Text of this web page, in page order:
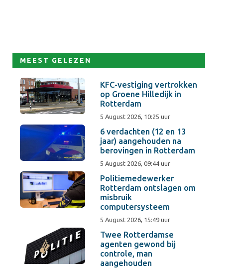
MEEST GELEZEN
KFC-vestiging vertrokken
op Groene Hilledijk in
Rotterdam
5 August 2026, 10:25 uur
6 verdachten (12 en 13
jaar) aangehouden na
berovingen in Rotterdam
5 August 2026, 09:44 uur
Politiemedewerker
Rotterdam ontslagen om
misbruik
computersysteem
5 August 2026, 15:49 uur
Twee Rotterdamse
agenten gewond bij
controle, man
aangehouden